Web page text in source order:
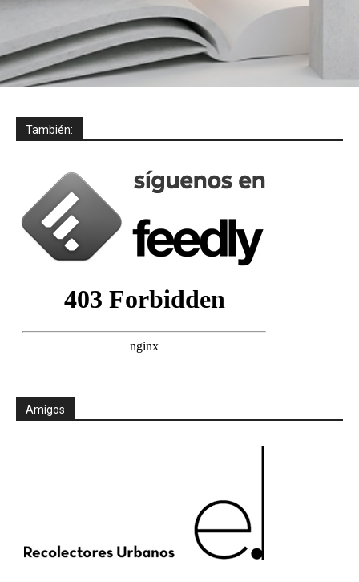
También:
Amigos